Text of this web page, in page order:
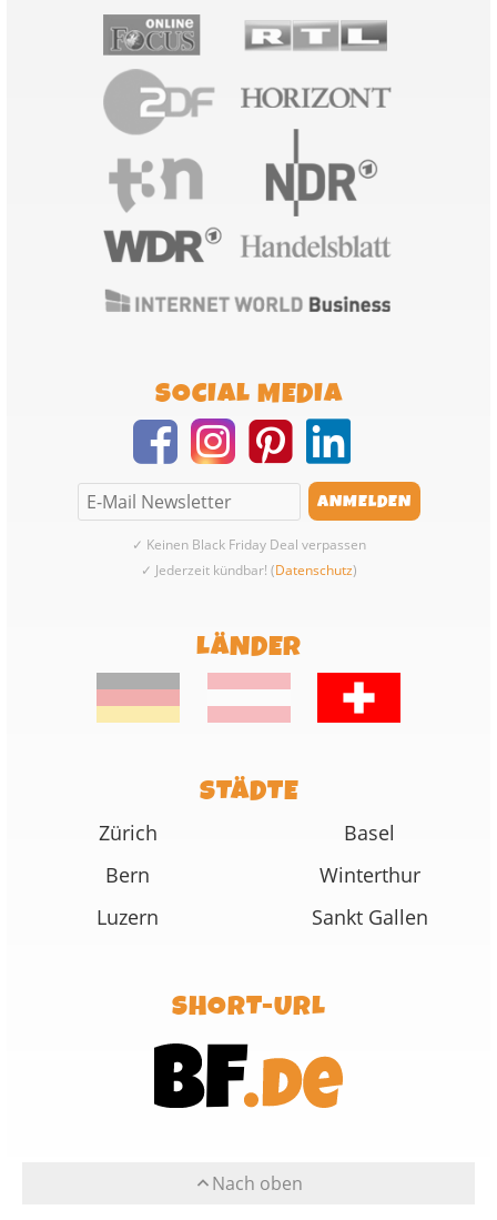
SOCIAL MEDIA
✓ Keinen Black Friday Deal verpassen
✓ Jederzeit kündbar! (Datenschutz)
LÄNDER
STÄDTE
Zürich
Basel
Bern
Winterthur
Luzern
Sankt Gallen
SHORT-URL
Nach oben